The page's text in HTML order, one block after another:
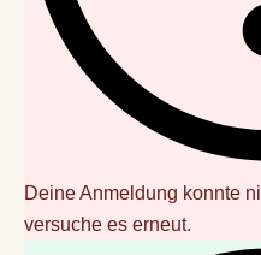
Deine Anmeldung konnte
versuche es erneut.